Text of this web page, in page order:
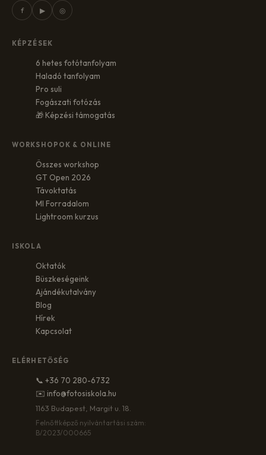
f ▶ ◎
KÉPZÉSEK
6 hetes fotótanfolyam
Haladó tanfolyam
Pro suli
Fogászati fotózás
🎁 Képzési támogatás
WORKSHOPOK & ONLINE
Összes workshop
GT Open 2026
Távoktatás
MI Forradalom
Lightroom kurzus
ISKOLA
Oktatók
Büszkeségeink
Ajándékutalvány
Blog
Hírek
Kapcsolat
ELÉRHETŐSÉG
📞 +36 70 280-6732
✉️ info@fotosiskola.hu
1163 Budapest, Margit u. 18.
Felnőttképző nyilvántartási szám:
B/2023/000665